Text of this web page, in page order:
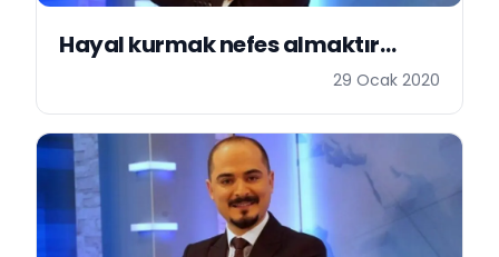
Hayal kurmak nefes almaktır…
29 Ocak 2020